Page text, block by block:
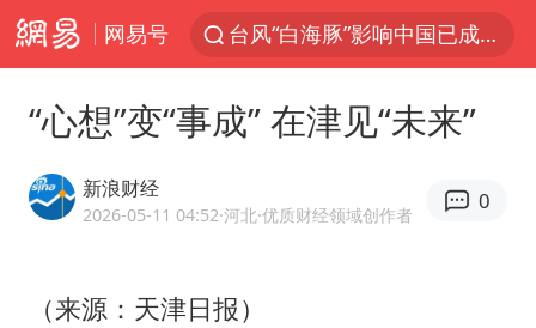
网易号
陕西强降雨突发泥石流致1死2失联
长城H10正式上市
山东日照市委副书记王峰被查
“心想”变“事成” 在津见“未来”
新浪财经
2026-05-11 04:52·河北·优质财经领域创作者
0
（来源：天津日报）